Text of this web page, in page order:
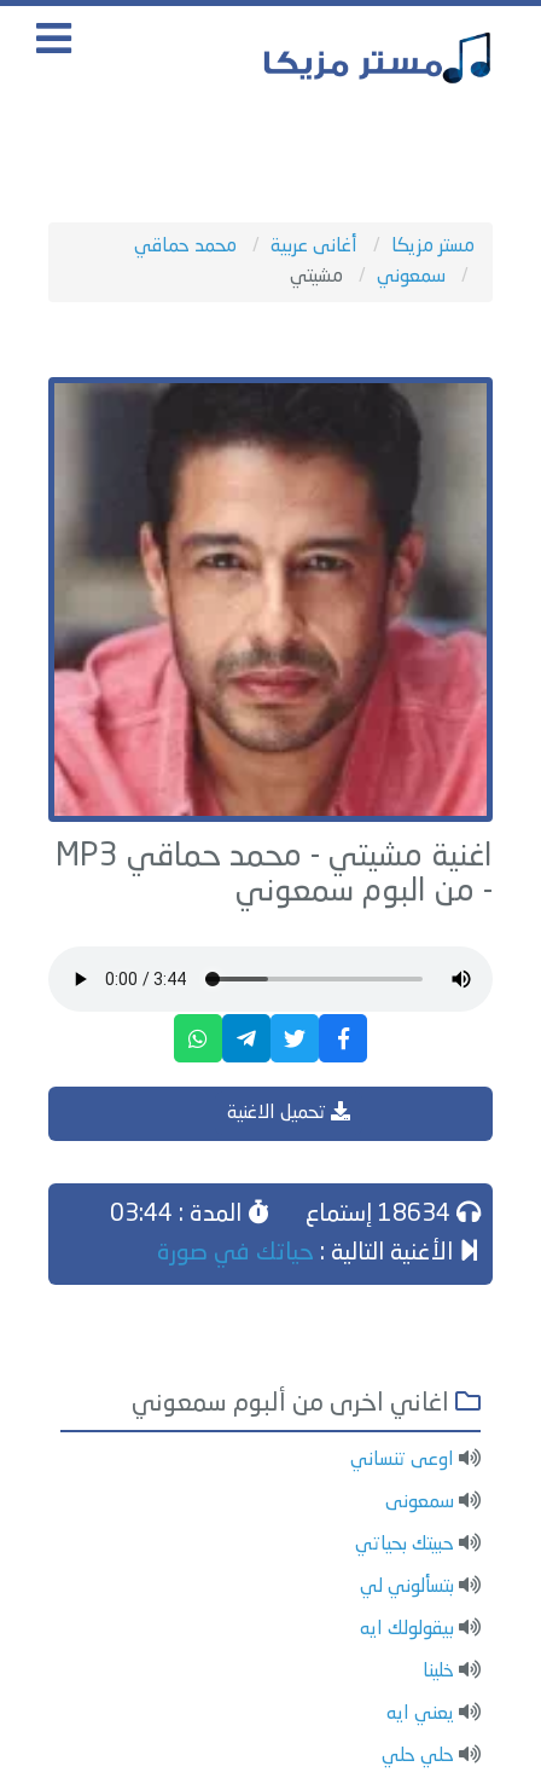
مستر مزيكا أغانى عربية
محمد حماقي
سمعوني
مشيتي
اغنية مشيتي - محمد حماقي MP3
- من البوم سمعوني
تحميل الاغنية
المدة : 03:44
الأغنية التالية : حياتك في صورة
اغاني اخرى من ألبوم سمعوني
اوعى تنساني
سمعونى
حبيتك بحياتي
بتسألوني لي
بيقولولك ايه
خلينا
يعني ايه
حلي حلي